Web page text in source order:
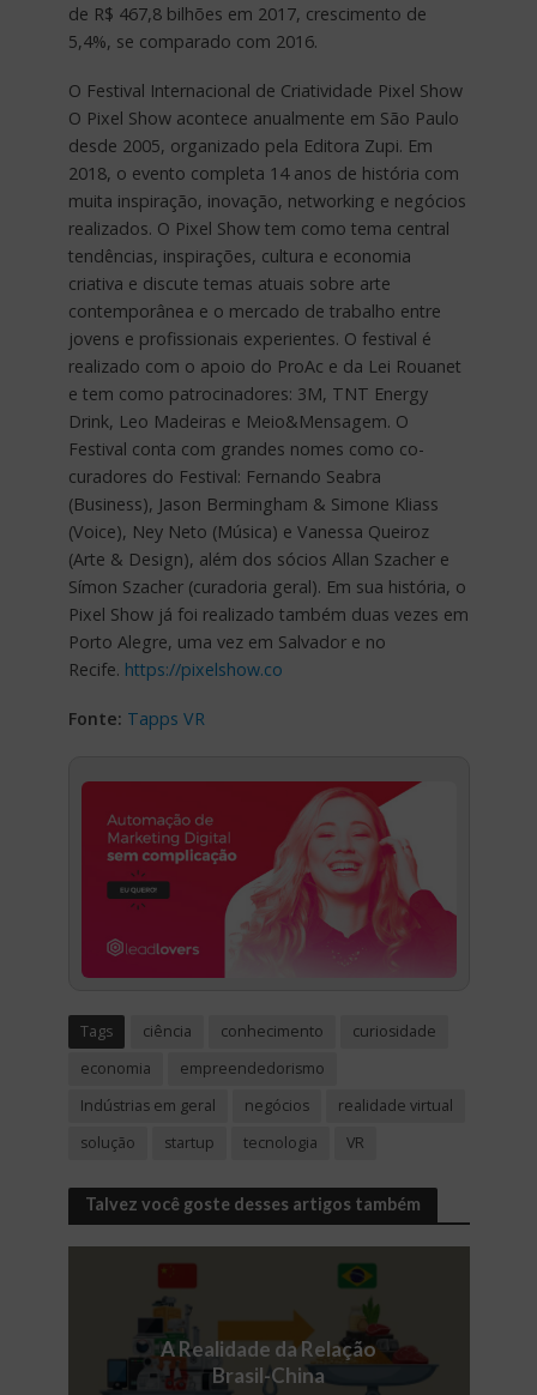
de R$ 467,8 bilhões em 2017, crescimento de
5,4%, se comparado com 2016.
O Festival Internacional de Criatividade Pixel Show
O Pixel Show acontece anualmente em São Paulo
desde 2005, organizado pela Editora Zupi. Em
2018, o evento completa 14 anos de história com
muita inspiração, inovação, networking e negócios
realizados. O Pixel Show tem como tema central
tendências, inspirações, cultura e economia
criativa e discute temas atuais sobre arte
contemporânea e o mercado de trabalho entre
jovens e profissionais experientes. O festival é
realizado com o apoio do ProAc e da Lei Rouanet
e tem como patrocinadores: 3M, TNT Energy
Drink, Leo Madeiras e Meio&Mensagem. O
Festival conta com grandes nomes como co-
curadores do Festival: Fernando Seabra
(Business), Jason Bermingham & Simone Kliass
(Voice), Ney Neto (Música) e Vanessa Queiroz
(Arte & Design), além dos sócios Allan Szacher e
Símon Szacher (curadoria geral). Em sua história, o
Pixel Show já foi realizado também duas vezes em
Porto Alegre, uma vez em Salvador e no
Recife. https://pixelshow.co
Fonte: Tapps VR
Tags ciência conhecimento
curiosidade
economia
empreendedorismo
Indústrias em geral
negócios
realidade virtual
solução
startup tecnologia VR
Talvez você goste desses artigos também
A Realidade da Relação
Brasil-China